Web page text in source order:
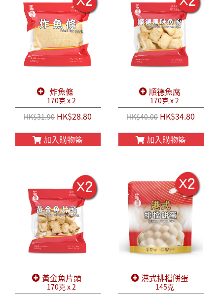
炸魚條
170克 x 2
HK$31.90HK$28.80
加入購物籃
順德魚腐
170克 x 2
HK$40.00HK$34.80
加入購物籃
黃金魚片頭
170克 x 2
港式排檔餅蛋
145克